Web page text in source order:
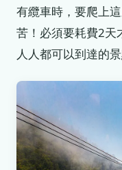
有纜車時，要爬上
苦！必須要耗費2天
人人都可以到達的景